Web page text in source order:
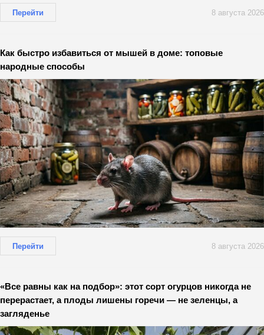
Перейти 8 августа 2026
Как быстро избавиться от мышей в доме: топовые
народные способы
Перейти 8 августа 2026
«Все равны как на подбор»: этот сорт огурцов никогда не
перерастает, а плоды лишены горечи — не зеленцы, а
загляденье